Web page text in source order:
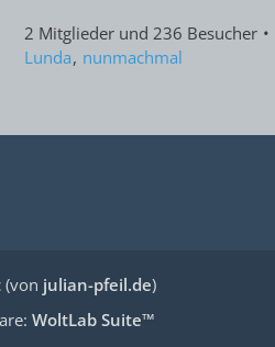
2 Mitglieder und 236 Besucher
Lunda nunmachmal
(von julian-pfeil.de)
WoltLab Suite™